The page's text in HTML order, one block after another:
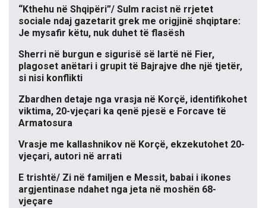
“Kthehu në Shqipëri”/ Sulm racist në rrjetet
sociale ndaj gazetarit grek me origjinë shqiptare:
Je mysafir këtu, nuk duhet të flasësh
Sherri në burgun e sigurisë së lartë në Fier,
plagoset anëtari i grupit të Bajrajve dhe një tjetër,
si nisi konflikti
Zbardhen detaje nga vrasja në Korçë, identifikohet
viktima, 20-vjeçari ka qenë pjesë e Forcave të
Armatosura
Vrasje me kallashnikov në Korçë, ekzekutohet 20-
vjeçari, autori në arrati
E trishtë/ Zi në familjen e Messit, babai i ikones
argjentinase ndahet nga jeta në moshën 68-
vjeçare